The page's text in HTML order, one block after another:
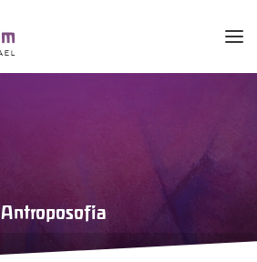
Antroposofía